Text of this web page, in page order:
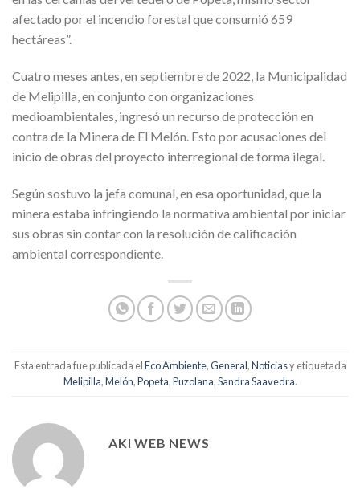
afectado por el incendio forestal que consumió 659
hectáreas”.
Cuatro meses antes, en septiembre de 2022, la Municipalidad
de Melipilla, en conjunto con organizaciones
medioambientales, ingresó un recurso de protección en
contra de la Minera de El Melón. Esto por acusaciones del
inicio de obras del proyecto interregional de forma ilegal.
Según sostuvo la jefa comunal, en esa oportunidad, que la
minera estaba infringiendo la normativa ambiental por iniciar
sus obras sin contar con la resolución de calificación
ambiental correspondiente.
Esta entrada fue publicada elEco Ambiente,General,Noticiasy etiquetada
Melipilla,Melón,Popeta,Puzolana,Sandra Saavedra.
AKI WEB NEWS